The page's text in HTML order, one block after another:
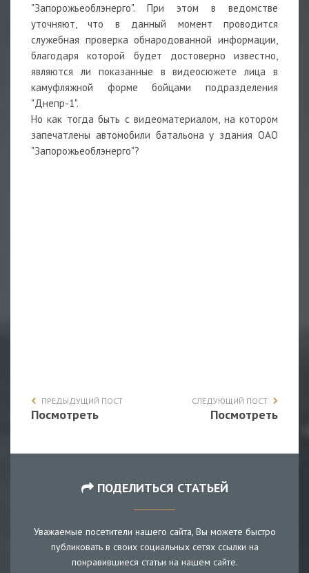
"Запорожьеоблэнерго". При этом в ведомстве
уточняют, что в данный момент проводится
служебная проверка обнародованной информации,
благодаря которой будет достоверно известно,
являются ли показанные в видеосюжете лица в
камуфляжной форме бойцами подразделения
"Днепр-1".
Но как тогда быть с видеоматериалом, на котором
запечатлены автомобили батальона у здания ОАО
"Запорожьеоблэнерго"?
ПРЕДЫДУЩИЙ ПОСТ
Посмотреть
СЛЕДУЮЩИЙ ПОСТ
Посмотреть
ПОДЕЛИТЬСЯ СТАТЬЕЙ
Уважаемые посетители нашего сайта, Вы можете быстро
публиковать в своих социальных сетях ссылки на
понравившиеся статьи на нашем сайте.